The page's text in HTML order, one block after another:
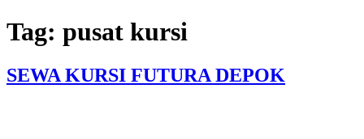
Tag: pusat kursi
SEWA KURSI FUTURA DEPOK